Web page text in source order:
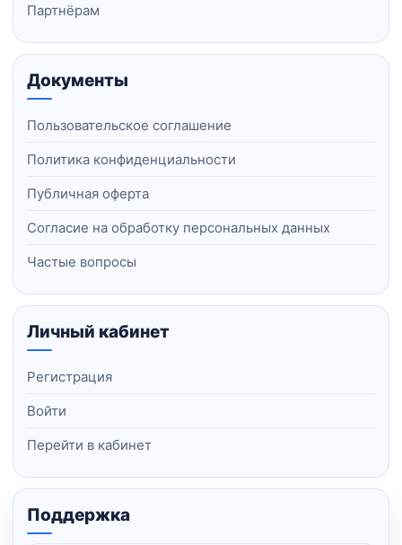
Партнёрам
Документы
Пользовательское соглашение
Политика конфиденциальности
Публичная оферта
Согласие на обработку персональных данных
Частые вопросы
Личный кабинет
Регистрация
Войти
Перейти в кабинет
Поддержка